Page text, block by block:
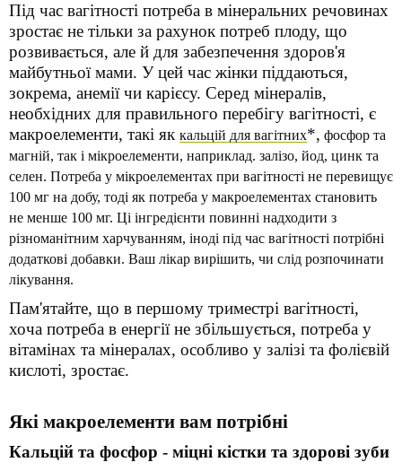
Під час вагітності потреба в мінеральних речовинах
зростає не тільки за рахунок потреб плоду, що
розвивається, але й для забезпечення здоров'я
майбутньої мами. У цей час жінки піддаються,
зокрема, анемії чи карієсу. Серед мінералів,
необхідних для правильного перебігу вагітності, є
макроелементи, такі як кальцій для вагітних*, фосфор та
магній, так і мікроелементи, наприклад. залізо, йод, цинк та
селен. Потреба у мікроелементах при вагітності не перевищує
100 мг на добу, тоді як потреба у макроелементах становить
не менше 100 мг. Ці інгредієнти повинні надходити з
різноманітним харчуванням, іноді під час вагітності потрібні
додаткові добавки. Ваш лікар вирішить, чи слід розпочинати
лікування.
Пам'ятайте, що в першому триместрі вагітності,
хоча потреба в енергії не збільшується, потреба у
вітамінах та мінералах, особливо у залізі та фолієвій
кислоті, зростає.
Які макроелементи вам потрібні
Кальцій та фосфор - міцні кістки та здорові зуби